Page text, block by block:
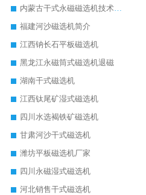
内蒙古干式永磁磁选机技术要求
福建河沙磁选机简介
江西钠长石平板磁选机
黑龙江永磁筒式磁选机退磁
湖南干式磁选机
江西钛尾矿湿式磁选机
四川水选褐铁矿磁选机
甘肃河沙干式磁选机
潍坊平板磁选机厂家
四川永磁湿式磁选机
河北销售干式磁选机